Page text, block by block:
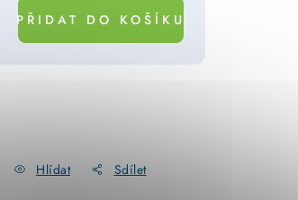
PŘIDAT DO KOŠÍKU
Hlídat Sdílet